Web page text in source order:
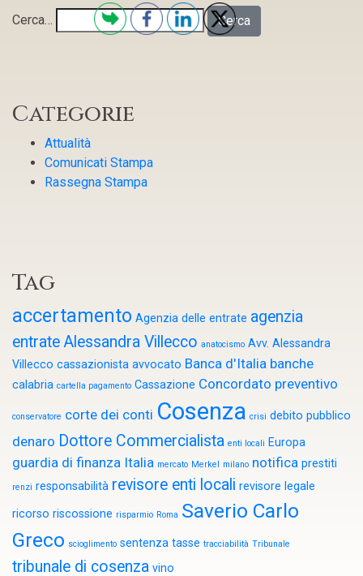
Cerca…
Categorie
Attualità
Comunicati Stampa
Rassegna Stampa
Tag
accertamento Agenzia delle entrate agenzia
entrateAlessandra Villecco anatocismo Avv. Alessandra
Villecco cassazionista avvocato Banca d'Italia banche
calabria cartella pagamento Cassazione Concordato preventivo
conservatore corte dei conti Cosenza crisi debito pubblico
denaro Dottore Commercialista enti locali Europa
guardia di finanza Italia mercato Merkel milano notifica prestiti
renzi responsabilità revisore enti locali revisore legale
ricorso riscossione risparmio Roma Saverio Carlo
Greco scioglimento sentenza tasse tracciabilità Tribunale
tribunale di cosenza vino